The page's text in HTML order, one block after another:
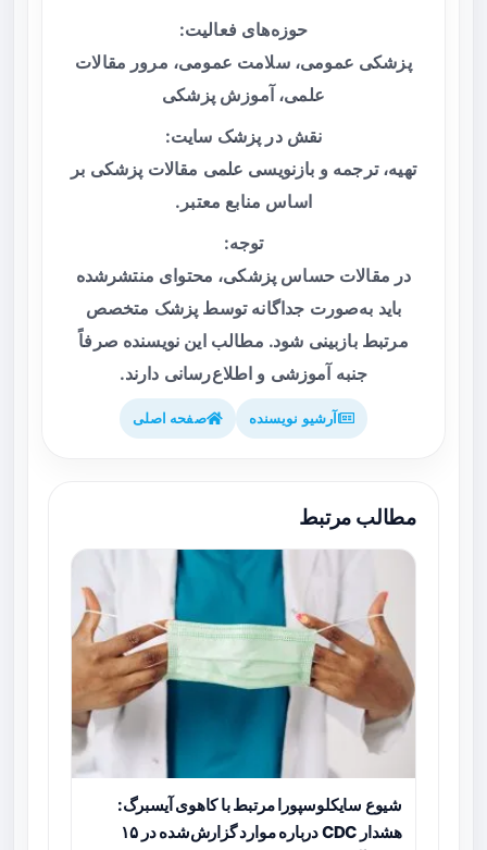
حوزه‌های فعالیت:
پزشکی عمومی، سلامت عمومی، مرور مقالات
علمی، آموزش پزشکی
نقش در پزشک سایت:
تهیه، ترجمه و بازنویسی علمی مقالات پزشکی بر
اساس منابع معتبر.
توجه:
در مقالات حساس پزشکی، محتوای منتشرشده
باید به‌صورت جداگانه توسط پزشک متخصص
مرتبط بازبینی شود. مطالب این نویسنده صرفاً
جنبه آموزشی و اطلاع‌رسانی دارند.
آرشیو نویسنده صفحه اصلی
مطالب مرتبط
شیوع سایکلوسپورا مرتبط با کاهوی آیسبرگ:
هشدار CDC درباره موارد گزارش‌شده در ۱۵